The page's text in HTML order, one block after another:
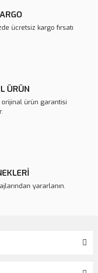
ücretsiz kargo fırsatı
ÜRÜN
ürün garantisi
yararlanın.